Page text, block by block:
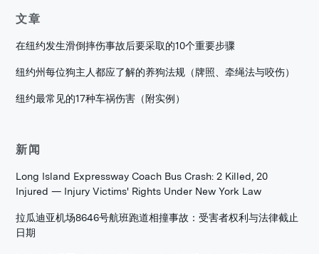
文章
在纽约发生滑倒摔伤事故后要采取的10个重要步骤
纽约州每位狗主人都应了解的养狗法规（牌照、牵绳法与咬伤）
纽约最常见的17种车祸伤害（附实例）
新闻
Long Island Expressway Coach Bus Crash: 2 Killed, 20
Injured — Injury Victims' Rights Under New York Law
拉瓜迪亚机场8646号航班跑道相撞事故：受害者权利与法律截止
日期